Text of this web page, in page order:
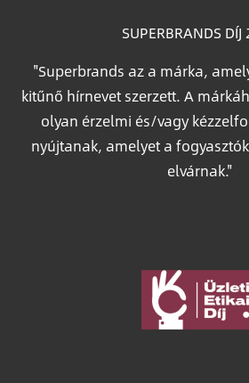
SUPERBRANDS DÍJ
"Superbrands az a márka,
kitűnő hírnevet szerzett. A
olyan érzelmi és/vagy
nyújtanak, amelyet a
elvárnak."